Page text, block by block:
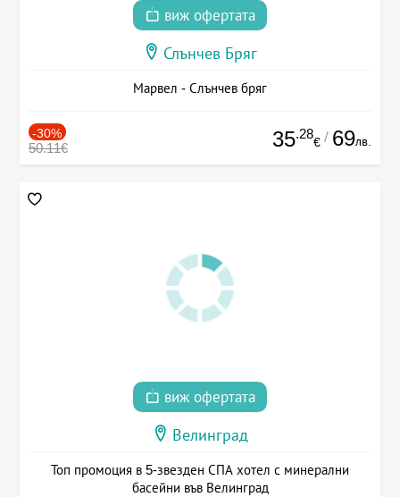
виж офертата
Слънчев Бряг
Марвел - Слънчев бряг
-30%
50.11€ 35.28
€ / 69лв.
виж офертата
Велинград
Топ промоция в 5-звезден СПА хотел с минерални
басейни във Велинград